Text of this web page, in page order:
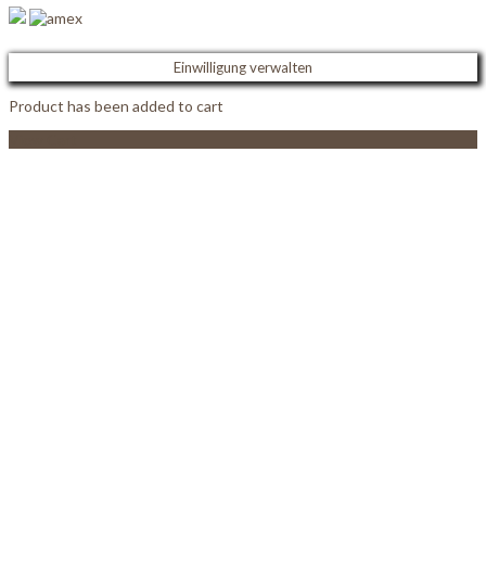
Einwilligung verwalten
Product has been added to cart